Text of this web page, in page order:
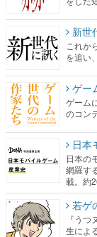
新世
これか
を追い
ゲー
ゲーム
のコン
日本
日本の
網羅す
載。約
若ゲ
『う
生によ